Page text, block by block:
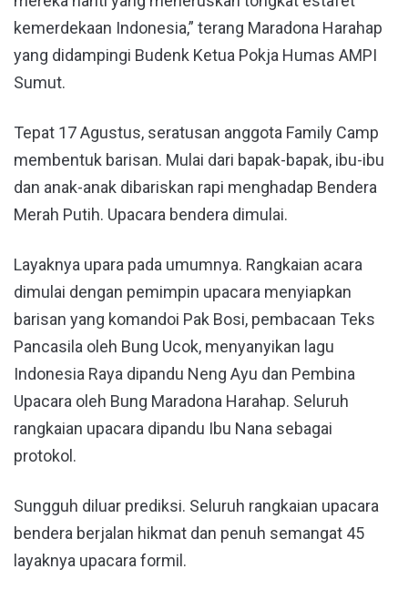
kemerdekaan Indonesia,” terang Maradona Harahap
yang didampingi Budenk Ketua Pokja Humas AMPI
Sumut.
Tepat 17 Agustus, seratusan anggota Family Camp
membentuk barisan. Mulai dari bapak-bapak, ibu-ibu
dan anak-anak dibariskan rapi menghadap Bendera
Merah Putih. Upacara bendera dimulai.
Layaknya upara pada umumnya. Rangkaian acara
dimulai dengan pemimpin upacara menyiapkan
barisan yang komandoi Pak Bosi, pembacaan Teks
Pancasila oleh Bung Ucok, menyanyikan lagu
Indonesia Raya dipandu Neng Ayu dan Pembina
Upacara oleh Bung Maradona Harahap. Seluruh
rangkaian upacara dipandu Ibu Nana sebagai
protokol.
Sungguh diluar prediksi. Seluruh rangkaian upacara
bendera berjalan hikmat dan penuh semangat 45
layaknya upacara formil.